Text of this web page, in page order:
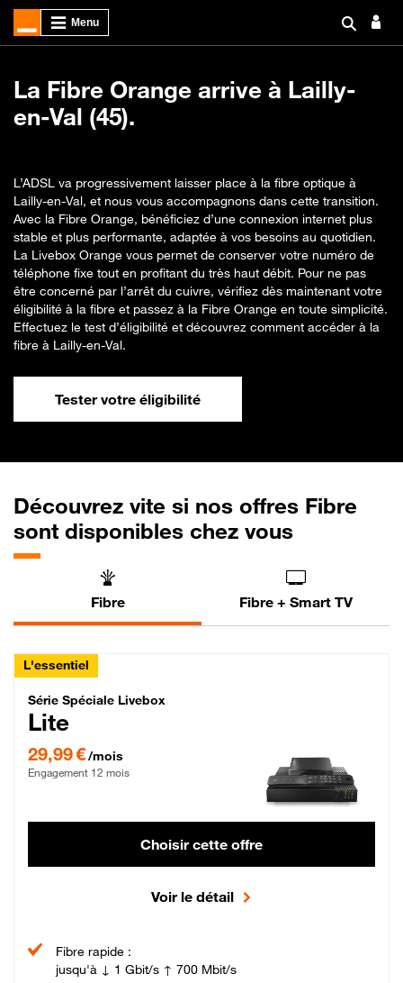
La Fibre Orange arrive à Lailly-
en-Val (45).
L’ADSL va progressivement laisser place à la fibre optique à
Lailly-en-Val, et nous vous accompagnons dans cette transition.
Avec la Fibre Orange, bénéficiez d’une connexion internet plus
stable et plus performante, adaptée à vos besoins au quotidien.
La Livebox Orange vous permet de conserver votre numéro de
téléphone fixe tout en profitant du très haut débit. Pour ne pas
être concerné par l’arrêt du cuivre, vérifiez dès maintenant votre
éligibilité à la fibre et passez à la Fibre Orange en toute simplicité.
Effectuez le test d’éligibilité et découvrez comment accéder à la
fibre à Lailly-en-Val.
Tester votre éligibilité
Découvrez vite si nos offres Fibre
sont disponibles chez vous
Fibre Fibre + Smart TV
L'essentiel
Série Spéciale Livebox Lite Fibre
Série Spéciale Livebox
Lite
29,99 €/mois
Engagement 12 mois
Choisir cette offre
Voir le détail
Fibre rapide :
jusqu'à ↓ 1 Gbit/s ↑ 700 Mbit/s